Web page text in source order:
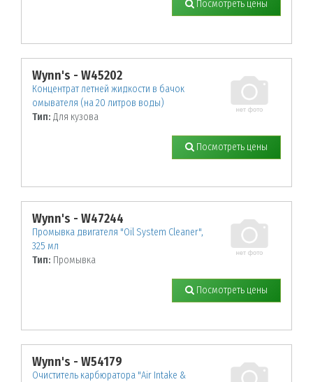
Посмотреть цены
Wynn's - W45202
Концентрат летней жидкости в бачок
омывателя (на 20 литров воды)
Тип: Для кузова
Посмотреть цены
Wynn's - W47244
Промывка двигателя "Oil System Cleaner",
325 мл
Тип: Промывка
Посмотреть цены
Wynn's - W54179
Очиститель карбюратора "Air Intake &